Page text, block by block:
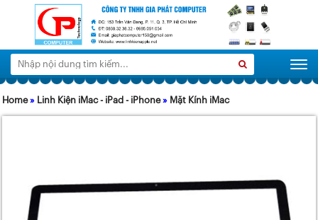
Tìm
kiếm:
Home» Linh Kiện iMac - iPad - iPhone» Mặt Kính iMac